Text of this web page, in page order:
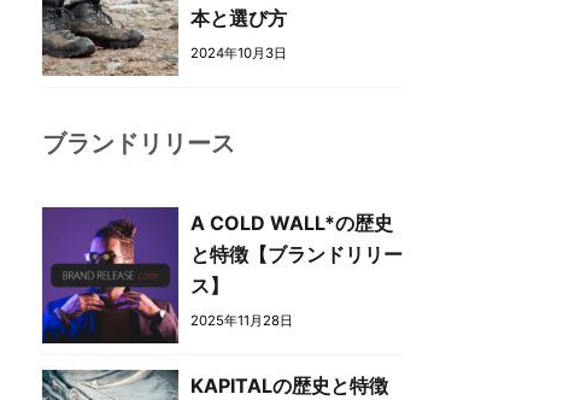
本と選び方
2024年10月3日
ブランドリリース
A COLD WALL*の歴史
と特徴【ブランドリリー
ス】
2025年11月28日
KAPITALの歴史と特徴